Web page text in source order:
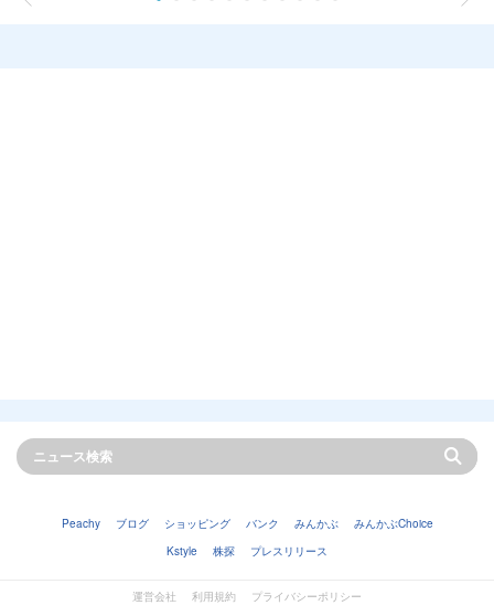
Peachy ブログ ショッピング バンク みんかぶ
みんかぶChoice
Kstyle
株探 プレスリリース
運営会社 利用規約 プライバシーポリシー